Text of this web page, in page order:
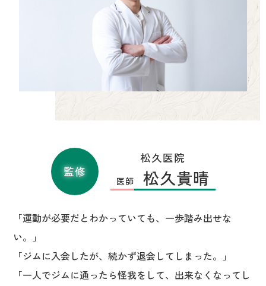
監修
松久医院
医師 松久貴晴
「運動が必要だとわかっていても、一歩踏み出せな
い。」
「ジムに入会したが、続かず退会してしまった。」
「一人でジムに通ったら怪我をして、出来なくなってし